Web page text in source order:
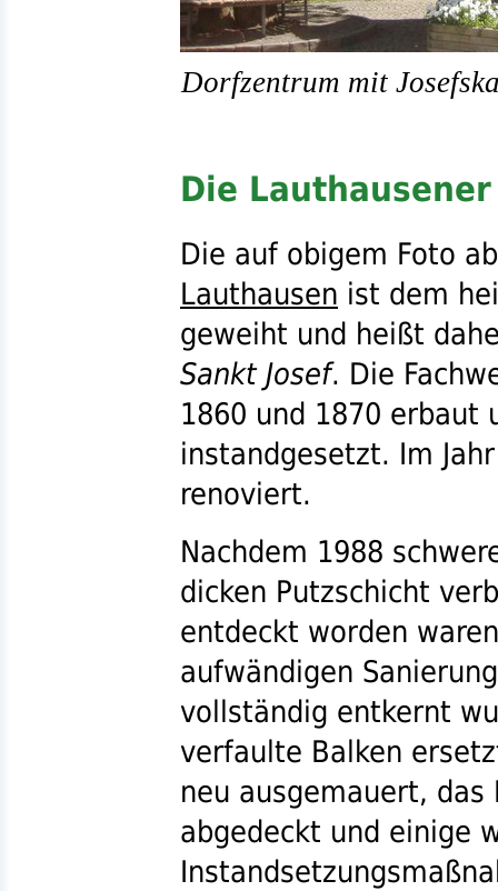
Dorfzentrum mit
Die
Die auf obigem Foto
Lauthausen ist dem
geweiht und heißt
Sankt Josef. Die
1860 und 1870 erbaut
instandgesetzt. Im
renoviert.
Nachdem 1988
dicken Putzschicht
entdeckt worden
aufwändigen
vollständig entkernt
verfaulte Balken
neu ausgemauert,
abgedeckt und einige